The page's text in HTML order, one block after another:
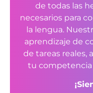
de todas las
necesarios para
la lengua.
aprendizaje de
de tareas reales,
tu competencia